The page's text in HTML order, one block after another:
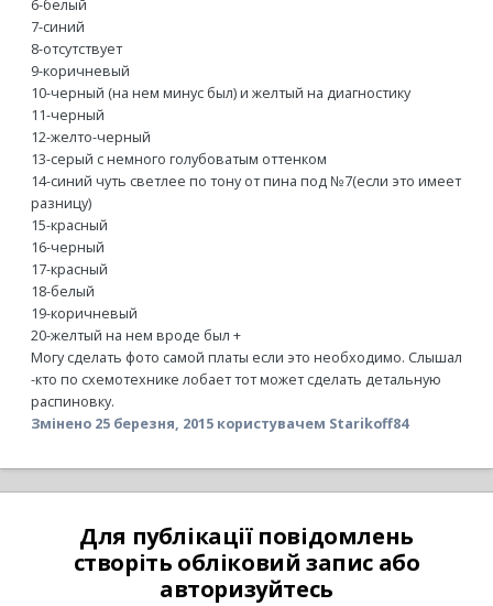
6-белый
7-синий
8-отсутствует
9-коричневый
10-черный (на нем минус был) и желтый на диагностику
11-черный
12-желто-черный
13-серый с немного голубоватым оттенком
14-синий чуть светлее по тону от пина под №7(если это имеет
разницу)
15-красный
16-черный
17-красный
18-белый
19-коричневый
20-желтый на нем вроде был +
Могу сделать фото самой платы если это необходимо. Слышал
-кто по схемотехнике лобает тот может сделать детальную
распиновку.
Змінено 25 березня, 2015 користувачем Starikoff84
Для публікації повідомлень
створіть обліковий запис або
авторизуйтесь